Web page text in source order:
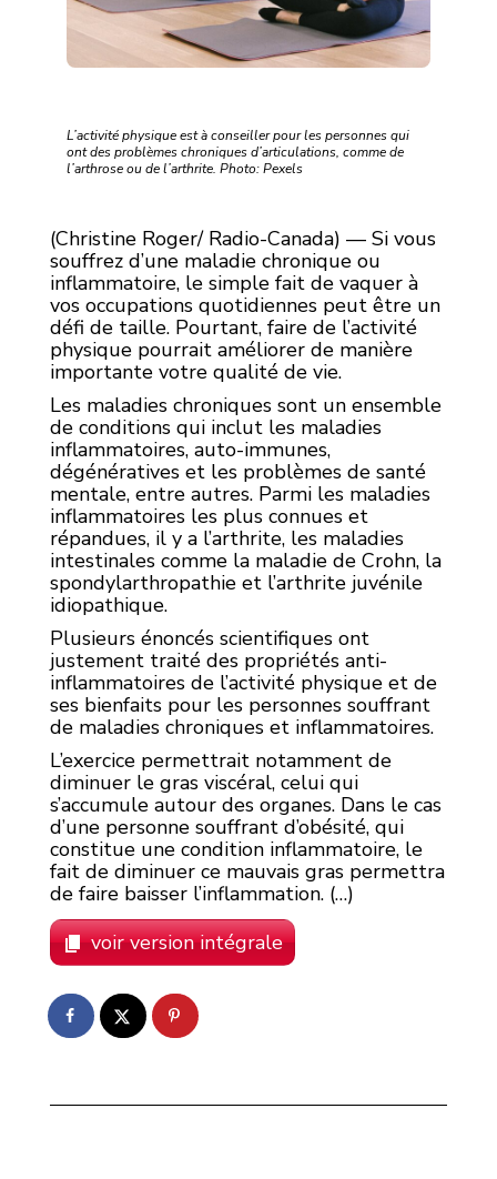
L’activité physique est à conseiller pour les personnes qui
ont des problèmes chroniques d’articulations, comme de
l’arthrose ou de l’arthrite. Photo: Pexels
(Christine Roger/ Radio-Canada) — Si vous
souffrez d’une maladie chronique ou
inflammatoire, le simple fait de vaquer à
vos occupations quotidiennes peut être un
défi de taille. Pourtant, faire de l’activité
physique pourrait améliorer de manière
importante votre qualité de vie.
Les maladies chroniques sont un ensemble
de conditions qui inclut les maladies
inflammatoires, auto-immunes,
dégénératives et les problèmes de santé
mentale, entre autres. Parmi les maladies
inflammatoires les plus connues et
répandues, il y a l’arthrite, les maladies
intestinales comme la maladie de Crohn, la
spondylarthropathie et l’arthrite juvénile
idiopathique.
Plusieurs énoncés scientifiques ont
justement traité des propriétés anti-
inflammatoires de l’activité physique et de
ses bienfaits pour les personnes souffrant
de maladies chroniques et inflammatoires.
L’exercice permettrait notamment de
diminuer le gras viscéral, celui qui
s’accumule autour des organes. Dans le cas
d’une personne souffrant d’obésité, qui
constitue une condition inflammatoire, le
fait de diminuer ce mauvais gras permettra
de faire baisser l’inflammation. (…)
voir version intégrale